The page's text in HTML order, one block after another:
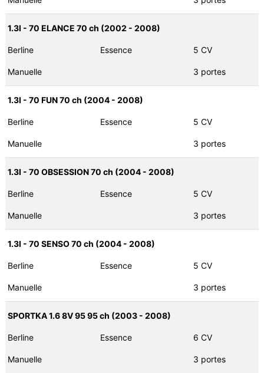
1.3I - 70 ELANCE 70 ch (2002 - 2008)
Berline Essence 5 CV
Manuelle 3 portes
1.3I - 70 FUN 70 ch (2004 - 2008)
Berline Essence 5 CV
Manuelle 3 portes
1.3I - 70 OBSESSION 70 ch (2004 - 2008)
Berline Essence 5 CV
Manuelle 3 portes
1.3I - 70 SENSO 70 ch (2004 - 2008)
Berline Essence 5 CV
Manuelle 3 portes
SPORTKA 1.6 8V 95 95 ch (2003 - 2008)
Berline Essence 6 CV
Manuelle 3 portes